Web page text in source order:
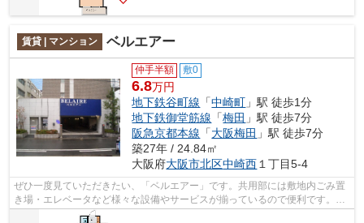
賃貸 | マンション ベルエアー
仲手半額 敷0
6.8万円
地下鉄谷町線 「中崎町 」駅 徒歩1分
地下鉄御堂筋線 「梅田 」駅 徒歩7分
阪急京都本線 「大阪梅田 」駅 徒歩7分
築27年 / 24.84㎡
大阪府大阪市北区中崎西 １丁目5-4
ぜひ一度見ていただきたい、「ベルエアー」です。共用部には敷地内ごみ置
き場・エレベータなど様々な設備やサービスが揃っているので便利です。防
犯対策もバッチリなマンションタイプ...